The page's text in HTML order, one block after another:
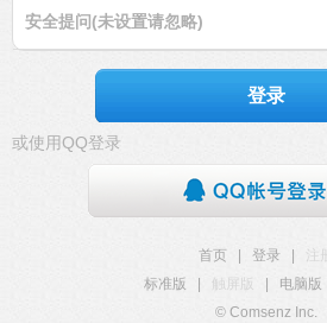
安全提问(未设置请忽略)
登录
或使用QQ登录
首页 登录
注册
标准版
触屏版 电脑版
© Comsenz Inc.